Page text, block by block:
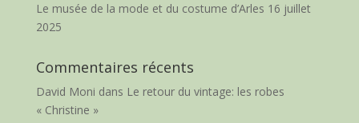
Le musée de la mode et du costume d’Arles 16 juillet
2025
Commentaires récents
David Moni dans Le retour du vintage: les robes
« Christine »